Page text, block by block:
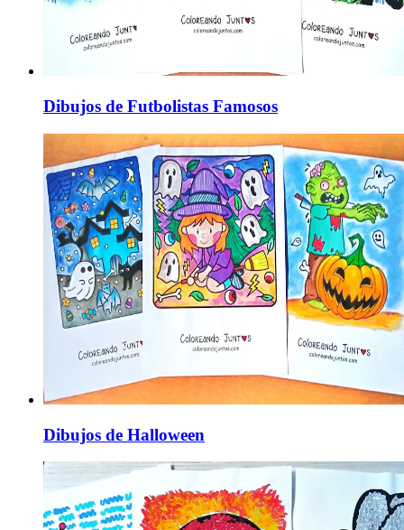
Dibujos de Futbolistas Famosos
Dibujos de Halloween